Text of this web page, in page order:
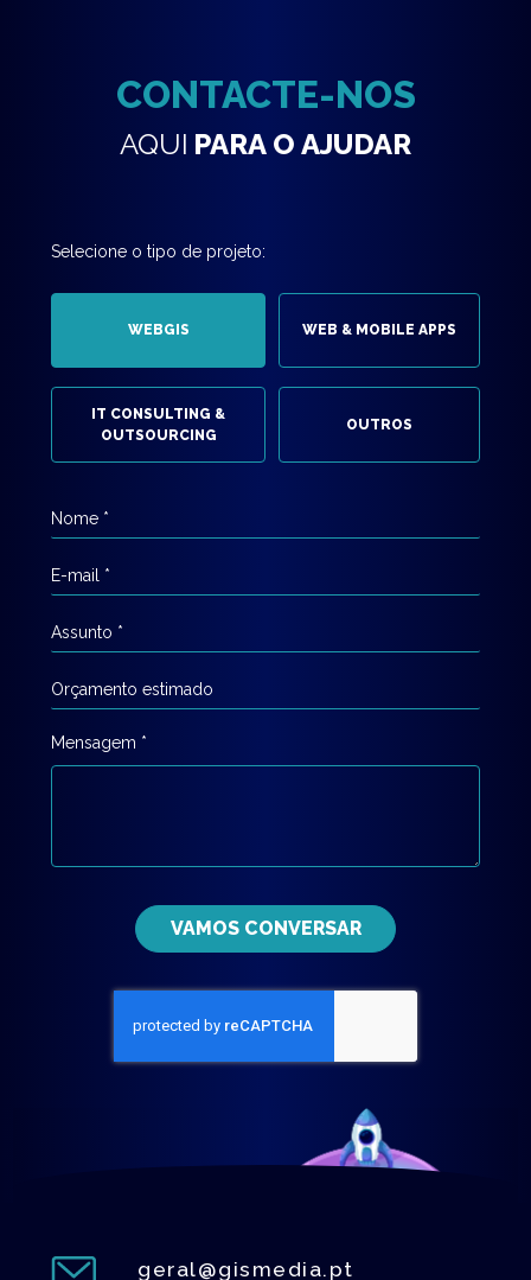
CONTACTE-NOS
AQUI PARA O AJUDAR
Selecione o tipo de projeto:
WEBGIS WEB & MOBILE APPS
IT CONSULTING &
OUTSOURCING
OUTROS
Mensagem *
VAMOS CONVERSAR
geral@gismedia.pt